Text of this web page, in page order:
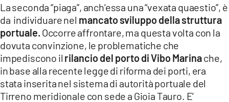
La seconda “piaga”, anch’essa una “vexata quaestio”, è
da individuare nel mancato sviluppo della struttura
portuale. Occorre affrontare, ma questa volta con la
dovuta convinzione, le problematiche che
impediscono il rilancio del porto di Vibo Marinache,
in base alla recente legge di riforma dei porti, era
stata inserita nel sistema di autorità portuale del
Tirreno meridionale con sede a Gioia Tauro. E’